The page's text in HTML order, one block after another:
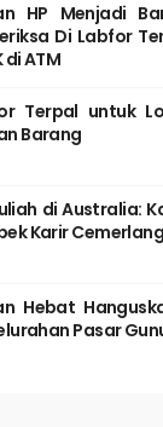
HP Menjadi
Di Labfor
di ATM
Terpal untuk
Barang
di Australia:
Karir Cemerlang
Hebat
Pasar